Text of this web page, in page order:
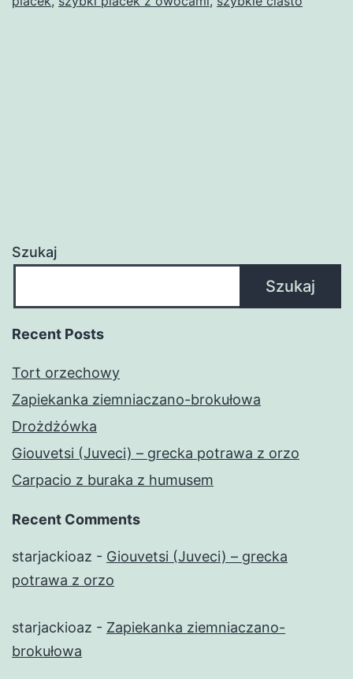
Szukaj
Szukaj
Recent Posts
Tort orzechowy
Zapiekanka ziemniaczano-brokułowa
Drożdżówka
Giouvetsi (Juveci) – grecka potrawa z orzo
Carpacio z buraka z humusem
Recent Comments
starjackioaz - Giouvetsi (Juveci) – grecka
potrawa z orzo
starjackioaz - Zapiekanka ziemniaczano-
brokułowa